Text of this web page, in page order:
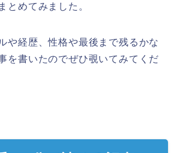
とめてみました。
や経歴、性格や最後まで残るかな
を書いたのでぜひ覗いてみてくだ